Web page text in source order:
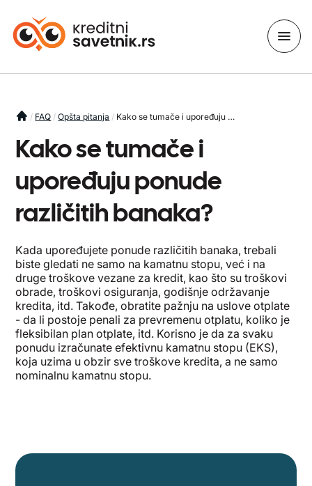
You are here
FAQ Opšta pitanja Kako se tumače i upoređuju ponude različitih banaka?
Kako se tumače i
upoređuju ponude
različitih banaka?
Kada upoređujete ponude različitih banaka, trebali
biste gledati ne samo na kamatnu stopu, već i na
druge troškove vezane za kredit, kao što su troškovi
obrade, troškovi osiguranja, godišnje održavanje
kredita, itd. Takođe, obratite pažnju na uslove otplate
- da li postoje penali za prevremenu otplatu, koliko je
fleksibilan plan otplate, itd. Korisno je da za svaku
ponudu izračunate efektivnu kamatnu stopu (EKS),
koja uzima u obzir sve troškove kredita, a ne samo
nominalnu kamatnu stopu.